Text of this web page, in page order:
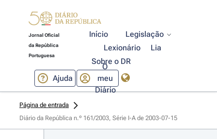
Jornal Oficial
da República
Portuguesa
Início
Legislação
Lexionário
Lia
Sobre o DR
Ajuda
O
meu
Diário
Página de entrada
Diário da República n.º 161/2003, Série I-A de 2003-07-15